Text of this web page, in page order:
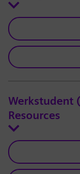
Werkstudent
Resources